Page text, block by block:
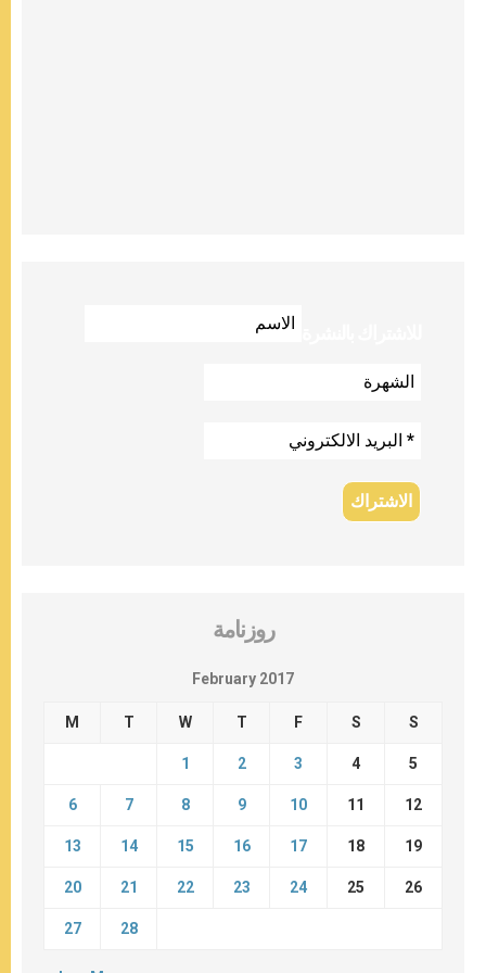
روزنامة
February 2017
M T W T F S S
1 2 3 4 5
6 7 8 9 10 11 12
13 14 15 16 17 18 19
20 21 22 23 24 25 26
27 28